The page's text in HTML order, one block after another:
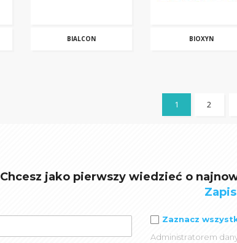
BIALCON BIOXYN
1 2
Chcesz jako pierwszy wiedzieć o
Zaznacz
Administratorem